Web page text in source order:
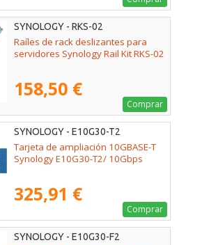
SYNOLOGY - RKS-02
Raíles de rack deslizantes para
servidores Synology Rail Kit RKS-02
158,50 €
Comprar
SYNOLOGY - E10G30-T2
Tarjeta de ampliación 10GBASE-T
Synology E10G30-T2/ 10Gbps
325,91 €
Comprar
SYNOLOGY - E10G30-F2